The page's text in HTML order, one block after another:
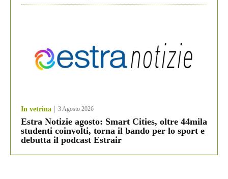
In vetrina 3 Agosto 2026
Estra Notizie agosto: Smart Cities, oltre 44mila
studenti coinvolti, torna il bando per lo sport e
debutta il podcast Estrair